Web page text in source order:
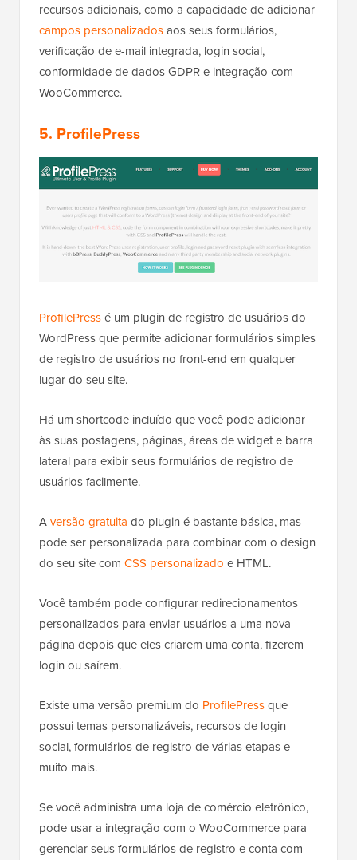
recursos adicionais, como a capacidade de adicionar
campos personalizadosaos seus formulários,
verificação de e-mail integrada, login social,
conformidade de dados GDPR e integração com
WooCommerce.
5. ProfilePress
ProfilePressé um plugin de registro de usuários do
WordPress que permite adicionar formulários simples
de registro de usuários no front-end em qualquer
lugar do seu site.
Há um shortcode incluído que você pode adicionar
às suas postagens, páginas, áreas de widget e barra
lateral para exibir seus formulários de registro de
usuários facilmente.
Aversão gratuita do plugin é bastante básica, mas
pode ser personalizada para combinar com o design
do seu site com CSS personalizado e HTML.
Você também pode configurar redirecionamentos
personalizados para enviar usuários a uma nova
página depois que eles criarem uma conta, fizerem
login ou saírem.
Existe uma versão premium do ProfilePressque
possui temas personalizáveis, recursos de login
social, formulários de registro de várias etapas e
muito mais.
Se você administra uma loja de comércio eletrônico,
pode usar a integração com o WooCommerce para
gerenciar seus formulários de registro e conta com